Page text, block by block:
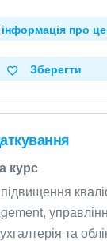
про
Зберегти
курс
та